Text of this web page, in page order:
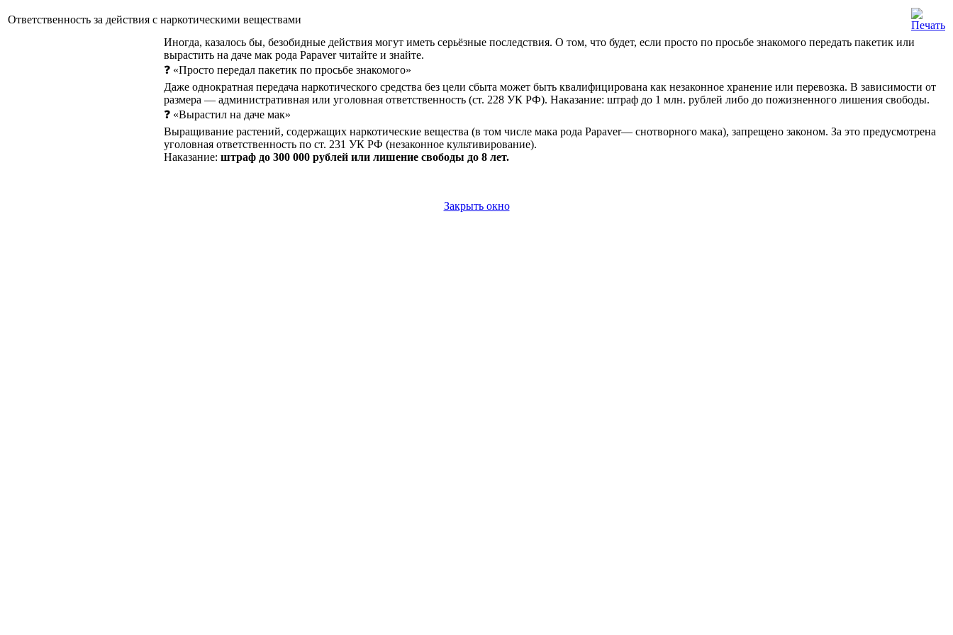
Ответственность за действия с наркотическими веществами
Иногда, казалось бы, безобидные действия могут иметь серьёзные последствия. О том, что будет, если просто по просьбе знакомого передать пакетик или
вырастить на даче мак рода Papaver читайте и знайте.
❓ «Просто передал пакетик по просьбе знакомого»
Даже однократная передача наркотического средства без цели сбыта может быть квалифицирована как незаконное хранение или перевозка. В зависимости от
размера — административная или уголовная ответственность (ст. 228 УК РФ). Наказание: штраф до 1 млн. рублей либо до пожизненного лишения свободы.
❓ «Вырастил на даче мак»
Выращивание растений, содержащих наркотические вещества (в том числе мака рода Papaver— снотворного мака), запрещено законом. За это предусмотрена
уголовная ответственность по ст. 231 УК РФ (незаконное культивирование).
Наказание: штраф до 300 000 рублей или лишение свободы до 8 лет.
Закрыть окно